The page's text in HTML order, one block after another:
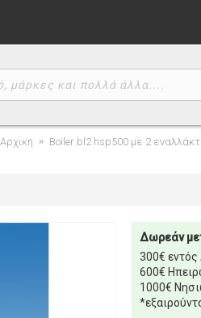
Αρχική Boiler bl2 hsp500 με 2
Δωρεάν
300€ εντός
600€
1000€